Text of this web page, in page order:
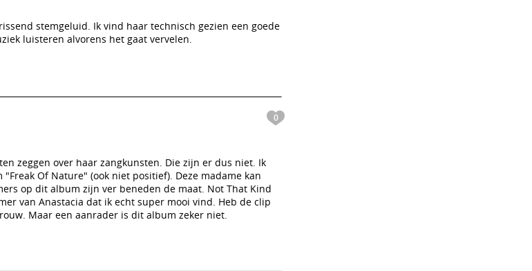
stemgeluid. Ik vind haar technisch gezien een goede
luisteren alvorens het gaat vervelen.
0
zeggen over haar zangkunsten. Die zijn er dus niet. Ik
Of Nature" (ook niet positief). Deze madame kan
op dit album zijn ver beneden de maat. Not That Kind
van Anastacia dat ik echt super mooi vind. Heb de clip
Maar een aanrader is dit album zeker niet.